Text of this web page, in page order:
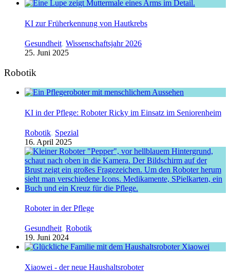
KI zur Früherkennung von Hautkrebs
Gesundheit, Wissenschaftsjahr 2026
25. Juni 2025
Robotik
KI in der Pflege: Roboter Ricky im Einsatz im Seniorenheim
Robotik, Spezial
16. April 2025
Roboter in der Pflege
Gesundheit, Robotik
19. Juni 2024
Xiaowei - der neue Haushaltsroboter